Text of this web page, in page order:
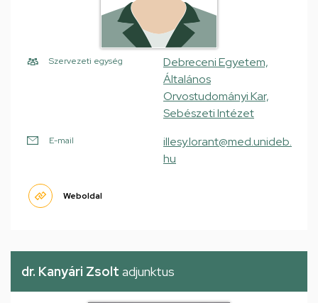
Szervezeti egység
Debreceni Egyetem,
Általános
Orvostudományi Kar,
Sebészeti Intézet
E-mail
illesy.lorant@med.unideb.
hu
Weboldal
dr. Kanyári Zsolt adjunktus